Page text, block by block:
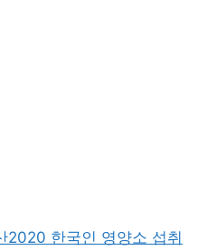
2020 한국인 영양소 섭취